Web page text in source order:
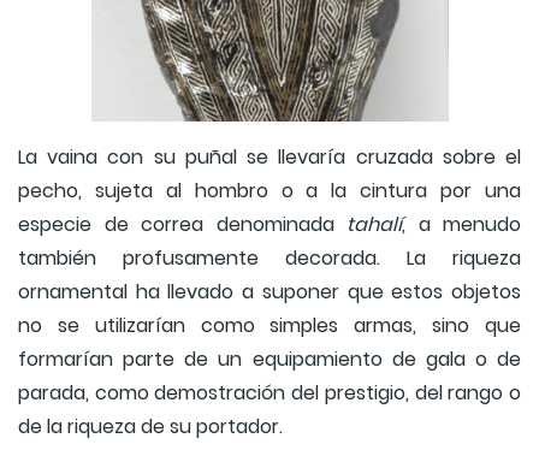
La vaina con su puñal se llevaría cruzada sobre el
pecho, sujeta al hombro o a la cintura por una
especie de correa denominada tahalí, a menudo
también profusamente decorada. La riqueza
ornamental ha llevado a suponer que estos objetos
no se utilizarían como simples armas, sino que
formarían parte de un equipamiento de gala o de
parada, como demostración del prestigio, del rango o
de la riqueza de su portador.